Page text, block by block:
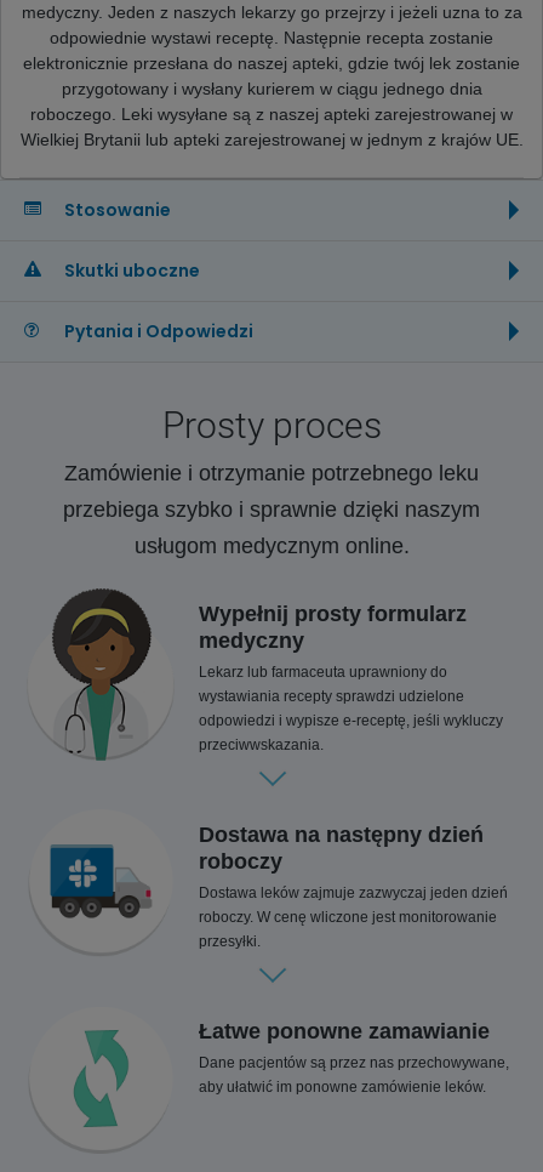
medyczny. Jeden z naszych lekarzy go przejrzy i jeżeli uzna to za
odpowiednie wystawi receptę. Następnie recepta zostanie
elektronicznie przesłana do naszej apteki, gdzie twój lek zostanie
przygotowany i wysłany kurierem w ciągu jednego dnia
roboczego. Leki wysyłane są z naszej apteki zarejestrowanej w
Wielkiej Brytanii lub apteki zarejestrowanej w jednym z krajów UE.
Stosowanie
Skutki uboczne
Pytania i Odpowiedzi
Prosty proces
Zamówienie i otrzymanie potrzebnego leku
przebiega szybko i sprawnie dzięki naszym
usługom medycznym online.
Wypełnij prosty formularz
medyczny
Lekarz lub farmaceuta uprawniony do
wystawiania recepty sprawdzi udzielone
odpowiedzi i wypisze e-receptę, jeśli wykluczy
przeciwwskazania.
Dostawa na następny dzień
roboczy
Dostawa leków zajmuje zazwyczaj jeden dzień
roboczy. W cenę wliczone jest monitorowanie
przesyłki.
Łatwe ponowne zamawianie
Dane pacjentów są przez nas przechowywane,
aby ułatwić im ponowne zamówienie leków.